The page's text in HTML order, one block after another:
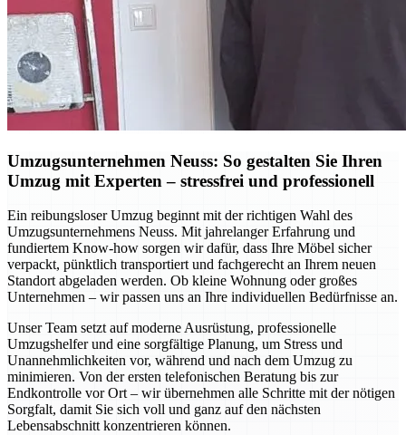
Umzugsunternehmen Neuss: So gestalten Sie Ihren
Umzug mit Experten – stressfrei und professionell
Ein reibungsloser Umzug beginnt mit der richtigen Wahl des
Umzugsunternehmens Neuss. Mit jahrelanger Erfahrung und
fundiertem Know-how sorgen wir dafür, dass Ihre Möbel sicher
verpackt, pünktlich transportiert und fachgerecht an Ihrem neuen
Standort abgeladen werden. Ob kleine Wohnung oder großes
Unternehmen – wir passen uns an Ihre individuellen Bedürfnisse an.
Unser Team setzt auf moderne Ausrüstung, professionelle
Umzugshelfer und eine sorgfältige Planung, um Stress und
Unannehmlichkeiten vor, während und nach dem Umzug zu
minimieren. Von der ersten telefonischen Beratung bis zur
Endkontrolle vor Ort – wir übernehmen alle Schritte mit der nötigen
Sorgfalt, damit Sie sich voll und ganz auf den nächsten
Lebensabschnitt konzentrieren können.